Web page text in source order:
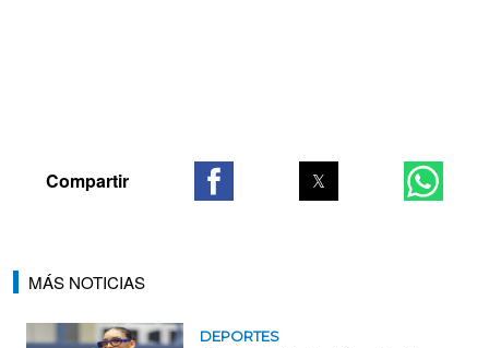
MÁS NOTICIAS
DEPORTES